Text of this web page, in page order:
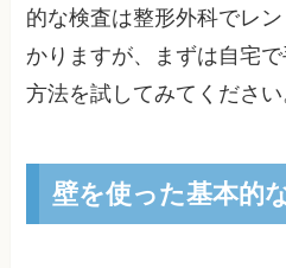
的な検査は整形外科でレ
かりますが、まずは自宅
方法を試してみてください
壁を使った基本的